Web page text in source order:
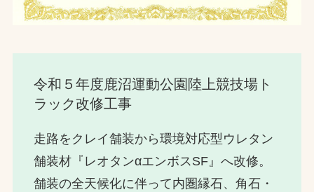
令和５年度鹿沼運動公園陸上競技場ト
ラック改修工事
走路をクレイ舗装から環境対応型ウレタン
舗装材『レオタンαエンボスSF』へ改修。
舗装の全天候化に伴って内圏縁石、角石・